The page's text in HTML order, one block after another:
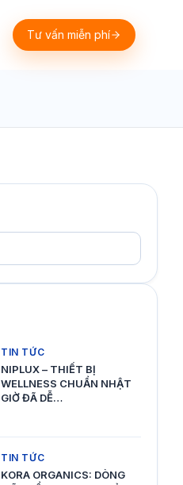
Tư vấn miễn phí
TIN TỨC
NIPLUX – THIẾT BỊ
WELLNESS CHUẨN NHẬT
GIỜ ĐÃ DỄ…
TIN TỨC
KORA ORGANICS: DÒNG